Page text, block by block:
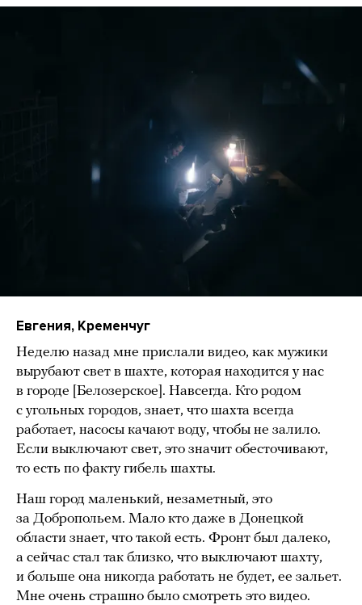
Евгения, Кременчуг
Неделю назад мне прислали видео, как мужики
вырубают свет в шахте, которая находится у нас
в городе [Белозерское]. Навсегда. Кто родом
с угольных городов, знает, что шахта всегда
работает, насосы качают воду, чтобы не залило.
Если выключают свет, это значит обесточивают,
то есть по факту гибель шахты.
Наш город маленький, незаметный, это
за Добропольем. Мало кто даже в Донецкой
области знает, что такой есть. Фронт был далеко,
а сейчас стал так близко, что выключают шахту,
и больше она никогда работать не будет, ее зальет.
Мне очень страшно было смотреть это видео.